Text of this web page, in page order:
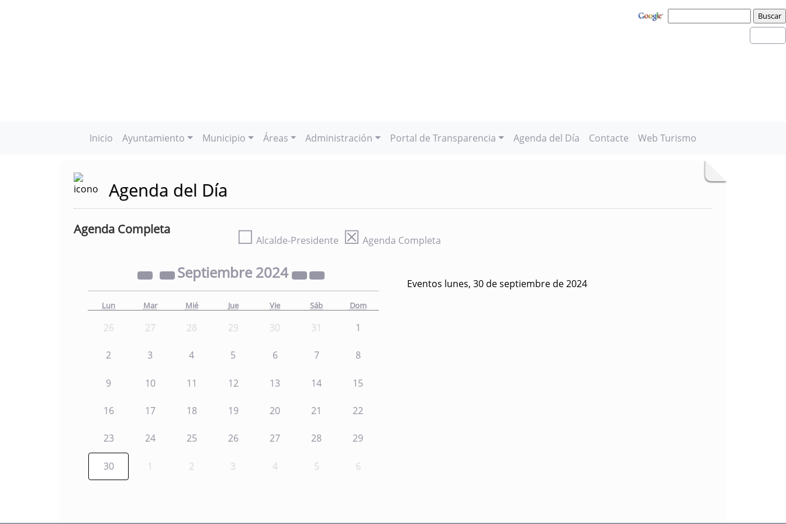
Inicio Ayuntamiento Municipio Áreas Administración Portal de Transparencia Agenda del Día Contacte Web Turismo
Agenda del Día
Agenda Completa ☐ Alcalde-Presidente ☒ Agenda Completa
Septiembre 2024
Lun Mar Mié Jue Vie Sáb Dom
26 27 28 29 30 31 1
2 3 4 5 6 7 8
9 10 11 12 13 14 15
16 17 18 19 20 21 22
23 24 25 26 27 28 29
30 1 2 3 4 5 6
Eventos lunes, 30 de septiembre de 2024